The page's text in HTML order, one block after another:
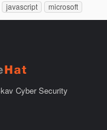
javascript microsoft
Cyber Security